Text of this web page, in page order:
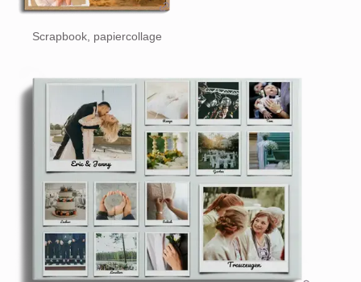
Scrapbook, papiercollage